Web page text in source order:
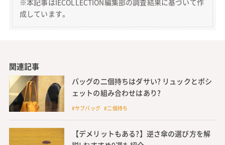
成しています。
関連記事
バッグの二個持ちはダサい? リュックとポシ
ェットの組み合わせはあり?
#サブバッグ #二個持ち
【デメリットもある?】逆さ傘の選び方を解